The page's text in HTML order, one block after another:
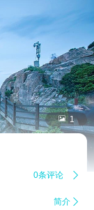
 1
0条评论 
简介 